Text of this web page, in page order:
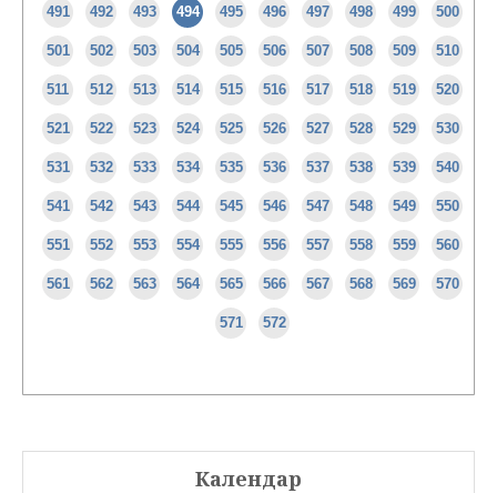
491 492 493 494 495 496 497 498 499 500
501 502 503 504 505 506 507 508 509 510
511 512 513 514 515 516 517 518 519 520
521 522 523 524 525 526 527 528 529 530
531 532 533 534 535 536 537 538 539 540
541 542 543 544 545 546 547 548 549 550
551 552 553 554 555 556 557 558 559 560
561 562 563 564 565 566 567 568 569 570
571 572
Календар